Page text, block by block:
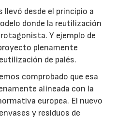
llevó desde el principio a
donde la reutilización
Y ejemplo de
plenamente
de palés.
comprobado que esa
alineada con la
europea. El nuevo
y residuos de